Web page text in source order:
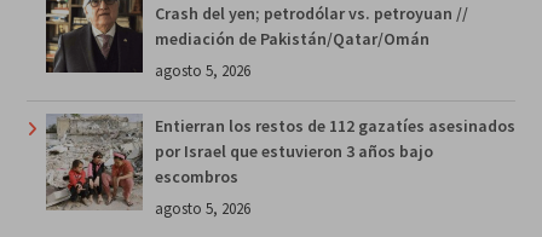
Crash del yen; petrodólar vs. petroyuan //
mediación de Pakistán/Qatar/Omán
agosto 5, 2026
Entierran los restos de 112 gazatíes asesinados
por Israel que estuvieron 3 años bajo
escombros
agosto 5, 2026